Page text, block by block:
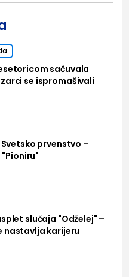
sačuvala
se ispromašivali
prvenstvo –
slučaja "Odželej" –
nastavlja karijeru